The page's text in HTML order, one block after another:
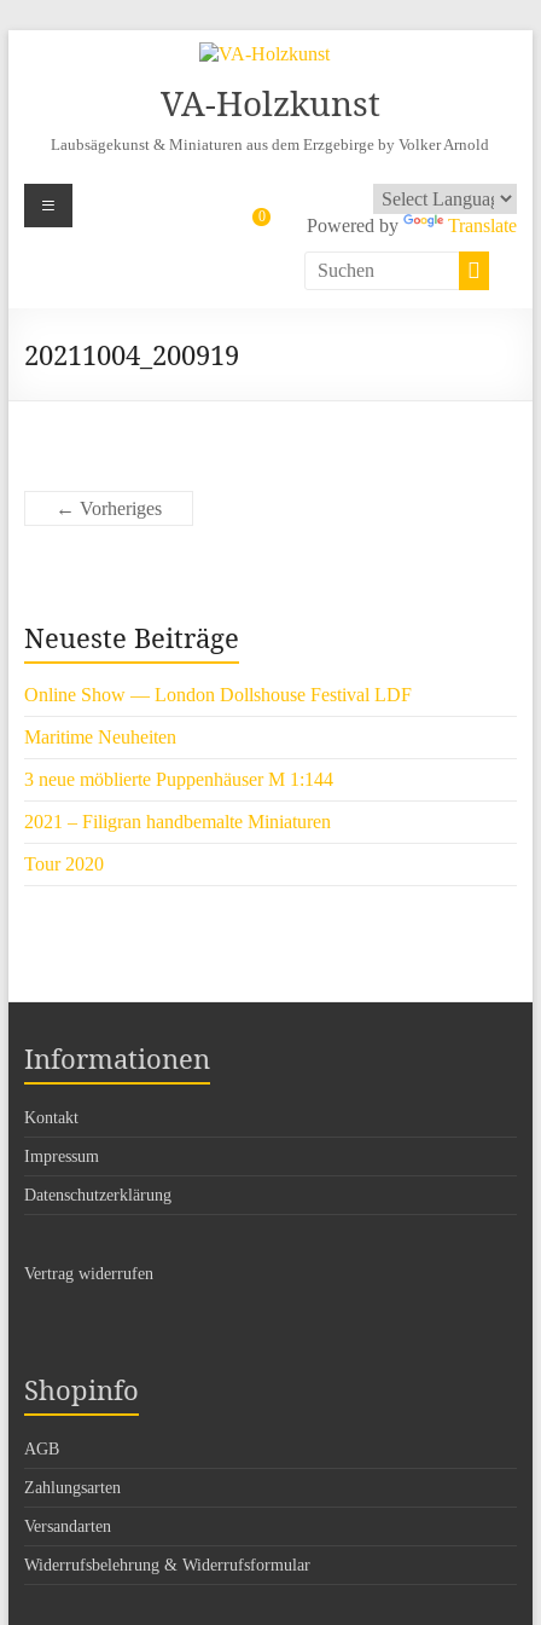
VA-Holzkunst
Laubsägekunst & Miniaturen aus dem Erzgebirge by Volker Arnold
Powered by Translate
0
Menü
20211004_200919
← Vorheriges
Neueste Beiträge
Online Show — London Dollshouse Festival LDF
Maritime Neuheiten
3 neue möblierte Puppenhäuser M 1:144
2021 – Filigran handbemalte Miniaturen
Tour 2020
Informationen
Kontakt
Impressum
Datenschutzerklärung
Vertrag widerrufen
Shopinfo
AGB
Zahlungsarten
Versandarten
Widerrufsbelehrung & Widerrufsformular